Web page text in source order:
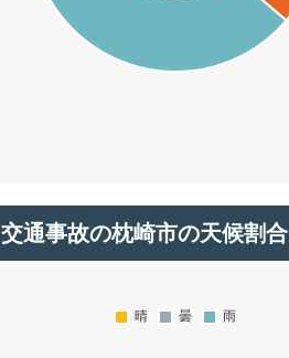
交通事故の枕崎市の天候割合